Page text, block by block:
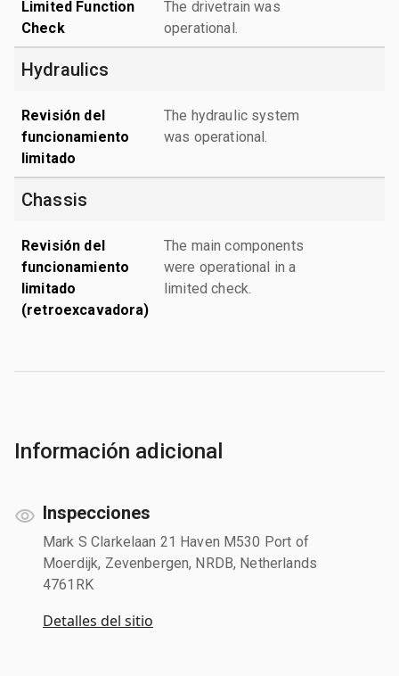
Limited Function
Check
The drivetrain was
operational.
Hydraulics
Revisión del
funcionamiento
limitado
The hydraulic system
was operational.
Chassis
Revisión del
funcionamiento
limitado
(retroexcavadora)
The main components
were operational in a
limited check.
Información adicional
Inspecciones
Mark S Clarkelaan 21 Haven M530 Port of
Moerdijk, Zevenbergen, NRDB, Netherlands
4761RK
Detalles del sitio